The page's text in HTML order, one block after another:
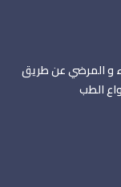
و المرضي عن طريق
الطب